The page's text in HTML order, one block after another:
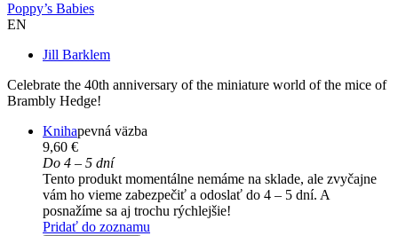
Poppy’s Babies
EN
Jill Barklem
Celebrate the 40th anniversary of the miniature world of the mice of
Brambly Hedge!
Knihapevná väzba
9,60 €
Do 4 – 5 dní
Tento produkt momentálne nemáme na sklade, ale zvyčajne
vám ho vieme zabezpečiť a odoslať do 4 – 5 dní. A
posnažíme sa aj trochu rýchlejšie!
Pridať do zoznamu